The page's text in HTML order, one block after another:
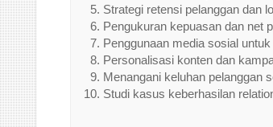
Strategi retensi pelanggan dan
Pengukuran kepuasan dan net
Penggunaan media sosial
Personalisasi konten dan
Menangani keluhan pelanggan
Studi kasus keberhasilan